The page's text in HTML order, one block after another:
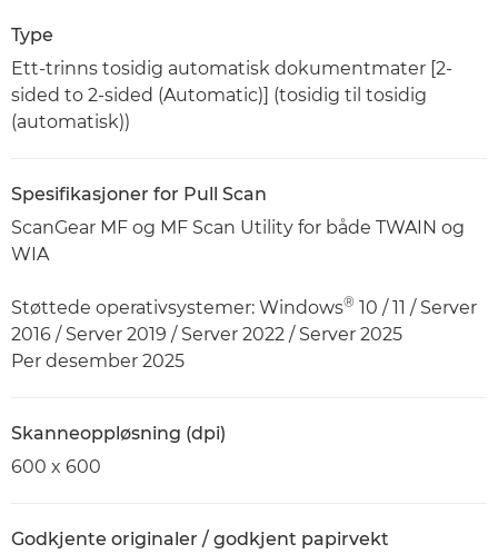
Type
Ett-trinns tosidig automatisk dokumentmater [2-
sided to 2-sided (Automatic)] (tosidig til tosidig
(automatisk))
Spesifikasjoner for Pull Scan
ScanGear MF og MF Scan Utility for både TWAIN og
WIA
Støttede operativsystemer: Windows® 10 / 11 / Server
2016 / Server 2019 / Server 2022 / Server 2025
Per desember 2025
Skanneoppløsning (dpi)
600 x 600
Godkjente originaler / godkjent papirvekt